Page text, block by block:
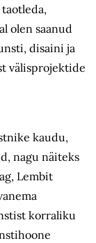
olen saanud
disaini ja
välisprojektide
kaudu,
nagu näiteks
Lembit
korraliku